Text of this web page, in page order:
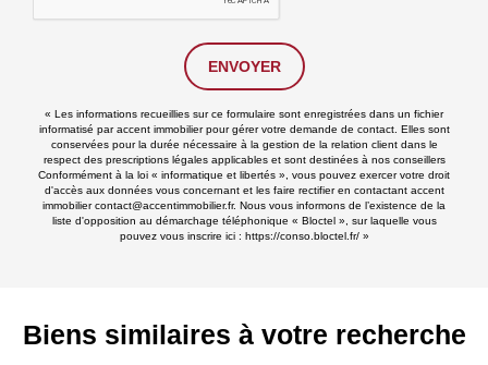
ENVOYER
« Les informations recueillies sur ce formulaire sont enregistrées dans un fichier
informatisé par accent immobilier pour gérer votre demande de contact. Elles sont
conservées pour la durée nécessaire à la gestion de la relation client dans le
respect des prescriptions légales applicables et sont destinées à nos conseillers
Conformément à la loi « informatique et libertés », vous pouvez exercer votre droit
d'accès aux données vous concernant et les faire rectifier en contactant accent
immobilier contact@accentimmobilier.fr. Nous vous informons de l’existence de la
liste d'opposition au démarchage téléphonique « Bloctel », sur laquelle vous
pouvez vous inscrire ici : https://conso.bloctel.fr/»
Biens similaires à votre recherche